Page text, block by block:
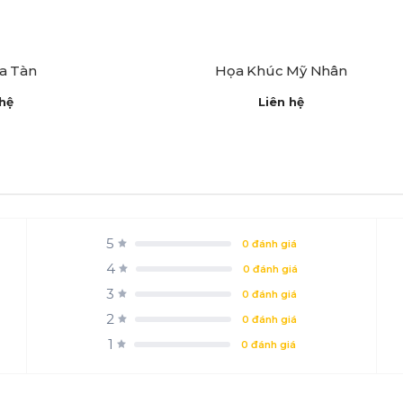
Tàn Họa Khúc Mỹ Nhân
Liên hệ
5 0 đánh giá
4 0 đánh giá
3 0 đánh giá
2 0 đánh giá
1 0 đánh giá